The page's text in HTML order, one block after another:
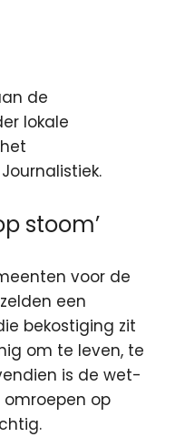
de
lokale
stoom’
voor de
een
bekostiging zit
om te leven, te
is de wet-
op